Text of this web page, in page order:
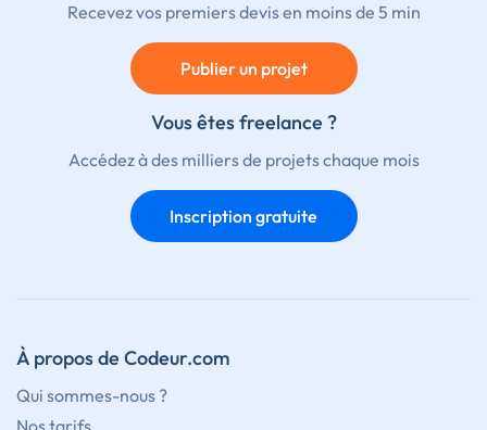
Recevez vos premiers devis en moins de 5 min
Publier un projet
Vous êtes freelance ?
Accédez à des milliers de projets chaque mois
Inscription gratuite
À propos de Codeur.com
Qui sommes-nous ?